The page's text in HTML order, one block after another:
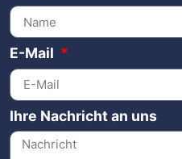
E-Mail
Ihre Nachricht an uns